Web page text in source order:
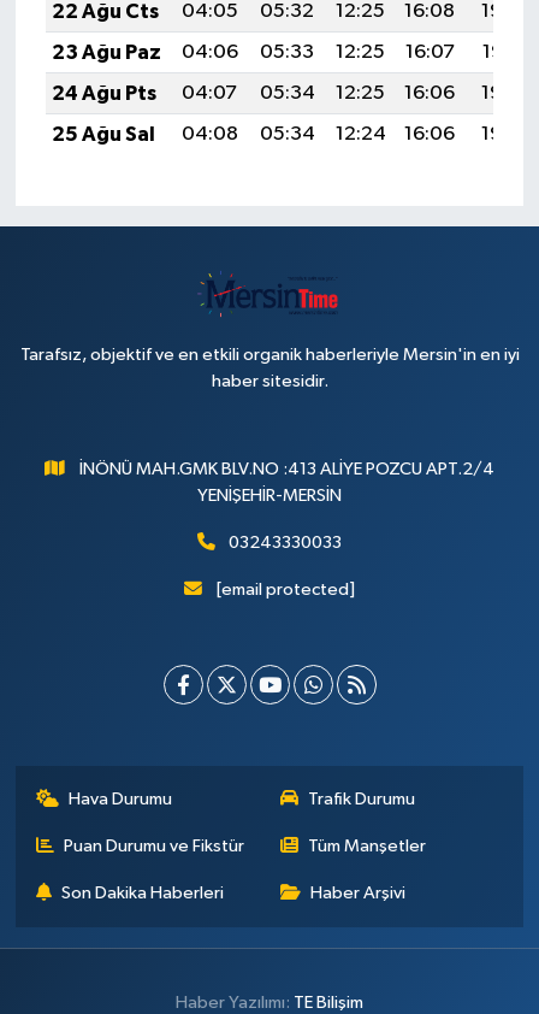
22 Ağu Cts
04:05 05:32 12:25 16:08
19:08
23 Ağu Paz
04:06 05:33 12:25 16:07
19:07
24 Ağu Pts
04:07 05:34 12:25 16:06
19:06
25 Ağu Sal
04:08 05:34 12:24 16:06 19:04
Tarafsız, objektif ve en etkili organik haberleriyle Mersin'in en iyi
haber sitesidir.
İNÖNÜ MAH.GMK BLV.NO :413 ALİYE POZCU APT.2/4
YENİŞEHİR-MERSİN
03243330033
[email protected]
Hava Durumu Trafik Durumu
Puan Durumu ve Fikstür Tüm Manşetler
Son Dakika Haberleri Haber Arşivi
Haber Yazılımı: TE Bilişim